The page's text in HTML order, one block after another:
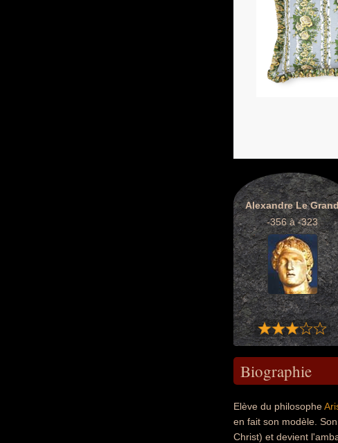
Alexandre Le
-356 à -323
Biographie
Elève du philosophe
en fait son modèle.
Christ) et devient